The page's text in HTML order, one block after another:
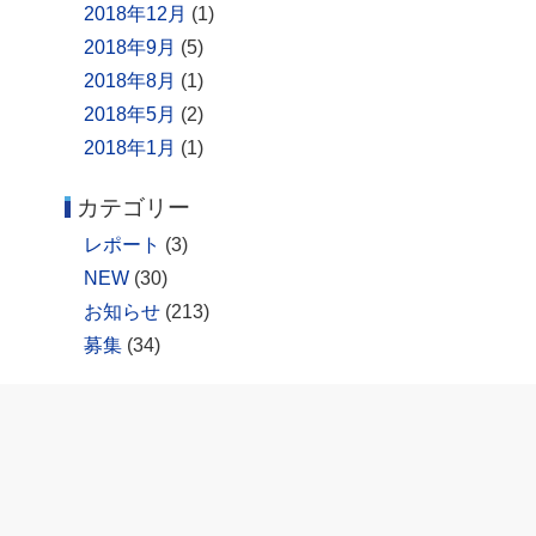
2018年12月 (1)
2018年9月 (5)
2018年8月 (1)
2018年5月 (2)
2018年1月 (1)
カテゴリー
レポート (3)
NEW(30)
お知らせ(213)
募集(34)